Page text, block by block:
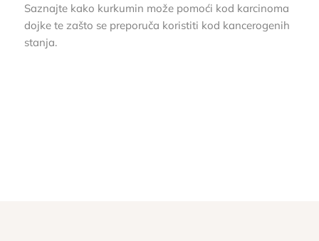
Saznajte kako kurkumin može pomoći kod karcinoma
dojke te zašto se preporuča koristiti kod kancerogenih
stanja.